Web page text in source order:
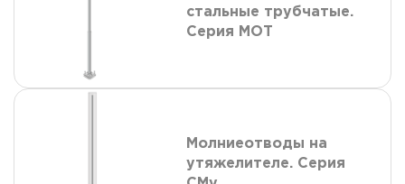
стальные трубчатые.
Серия МОТ
Молниеотводы на
утяжелителе. Серия